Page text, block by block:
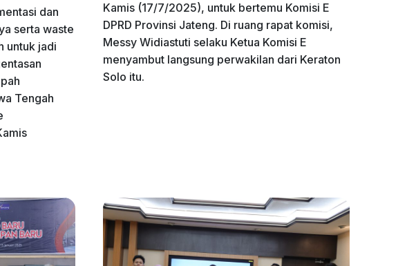
dan
serta waste
untuk jadi
Tengah
Kamis (17/7/2025), untuk bertemu Komisi E
DPRD Provinsi Jateng. Di ruang rapat komisi,
Messy Widiastuti selaku Ketua Komisi E
menyambut langsung perwakilan dari Keraton
Solo itu.